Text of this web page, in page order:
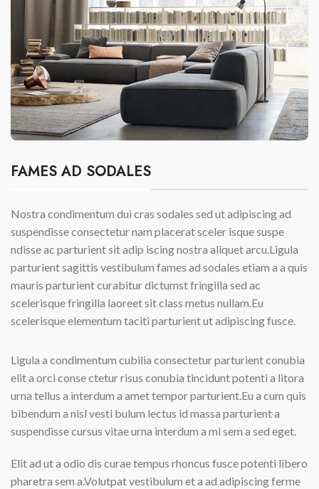
FAMES AD SODALES
Nostra condimentum dui cras sodales sed ut adipiscing ad
suspendisse consectetur nam placerat sceler isque suspe
ndisse ac parturient sit adip iscing nostra aliquet arcu.Ligula
parturient sagittis vestibulum fames ad sodales etiam a a quis
mauris parturient curabitur dictumst fringilla sed ac
scelerisque fringilla laoreet sit class metus nullam.Eu
scelerisque elementum taciti parturient ut adipiscing fusce.
Ligula a condimentum cubilia consectetur parturient conubia
elit a orci conse ctetur risus conubia tincidunt potenti a litora
urna tellus a interdum a amet tempor parturient.Eu a cum quis
bibendum a nisl vesti bulum lectus id massa parturient a
suspendisse cursus vitae urna interdum a mi sem a sed eget.
Elit ad ut a odio dis curae tempus rhoncus fusce potenti libero
pharetra sem a.Volutpat vestibulum et a ad adipiscing ferme